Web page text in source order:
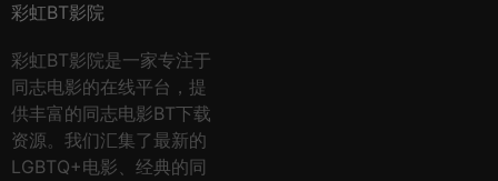
彩虹BT影院
彩虹BT影院是一家专注于
同志电影的在线平台，提
供丰富的同志电影BT下载
资源。我们汇集了最新的
LGBTQ+电影、经典的同